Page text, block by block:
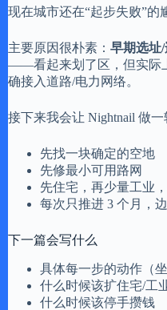
现在城市还在“起步失败”的
主要原因很朴素： 早期选址
——看起来划了区，但实际
确接入道路/电力网络。
接下来我会让 Nightnail 做一
先找一块确定的空地
先修最小可用路网
先住宅，再少量工业
每次只推进 3 个月，
下一篇会写什么
具体每一步的动作（
什么时候该扩住宅/工
什么时候该停手攒钱